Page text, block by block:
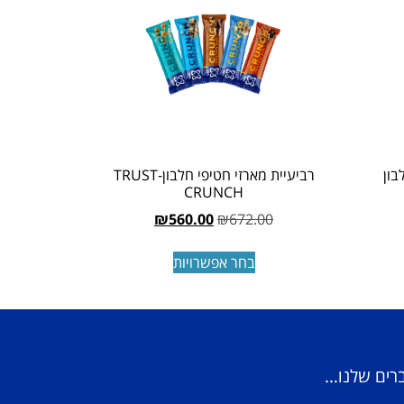
רביעיית מארזי חטיפי חלבון-TRUST
CRUNCH
₪672.00
₪560.00
בחר אפשרויות
שלנו…